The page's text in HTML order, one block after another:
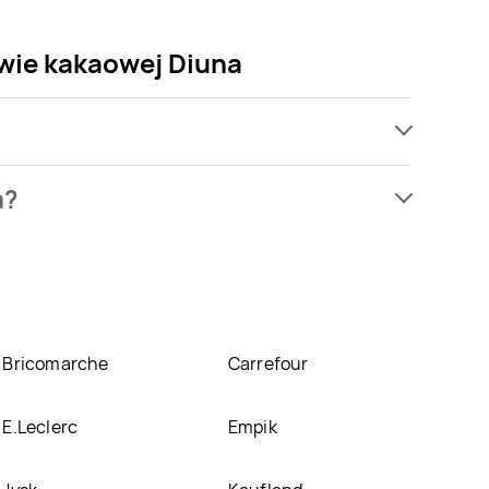
kakaowej Diuna
ofertę
Bricomarche Carrefour
E.Leclerc Empik